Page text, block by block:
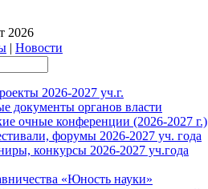
2026
| Новости
2026-2027 уч.г.
документы органов власти
очные конференции (2026-2027 г.)
форумы 2026-2027 уч. года
конкурсы 2026-2027 уч.года
«Юность науки»